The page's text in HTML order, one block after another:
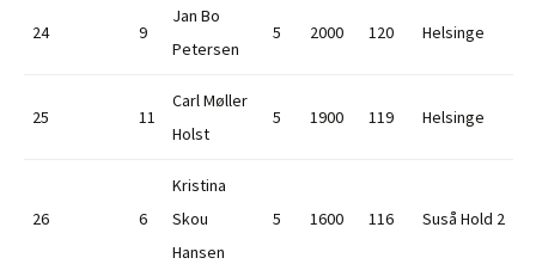
24 9
Jan Bo
Petersen
5 2000 120 Helsinge
25 11
Carl Møller
Holst
5 1900 119 Helsinge
26 6
Kristina
Skou
Hansen
5 1600 116 Suså Hold 2